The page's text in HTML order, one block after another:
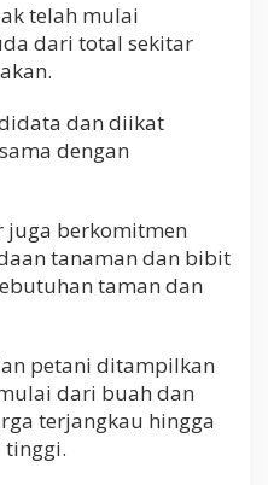
telah mulai
dari total sekitar
dan diikat
dengan
juga berkomitmen
tanaman dan bibit
taman dan
petani ditampilkan
dari buah dan
terjangkau hingga
tinggi.